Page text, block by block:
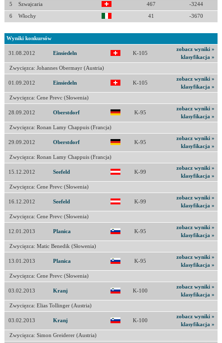
5 Szwajcaria 467 -3244
6 Włochy 41 -3670
Wyniki konkursów
31.08.2012 Einsiedeln K-105
zobacz wyniki »
klasyfikacja »
Zwycięzca: Johannes Obermayr (Austria)
01.09.2012 Einsiedeln K-105
zobacz wyniki »
klasyfikacja »
Zwycięzca: Cene Prevc (Słowenia)
28.09.2012 Oberstdorf K-95
zobacz wyniki »
klasyfikacja »
Zwycięzca: Ronan Lamy Chappuis (Francja)
29.09.2012 Oberstdorf K-95
zobacz wyniki »
klasyfikacja »
Zwycięzca: Ronan Lamy Chappuis (Francja)
15.12.2012 Seefeld K-99
zobacz wyniki »
klasyfikacja »
Zwycięzca: Cene Prevc (Słowenia)
16.12.2012 Seefeld K-99
zobacz wyniki »
klasyfikacja »
Zwycięzca: Cene Prevc (Słowenia)
12.01.2013 Planica K-95
zobacz wyniki »
klasyfikacja »
Zwycięzca: Matic Benedik (Słowenia)
13.01.2013 Planica K-95
zobacz wyniki »
klasyfikacja »
Zwycięzca: Cene Prevc (Słowenia)
03.02.2013 Kranj K-100
zobacz wyniki »
klasyfikacja »
Zwycięzca: Elias Tollinger (Austria)
03.02.2013 Kranj K-100
zobacz wyniki »
klasyfikacja »
Zwycięzca: Simon Greiderer (Austria)